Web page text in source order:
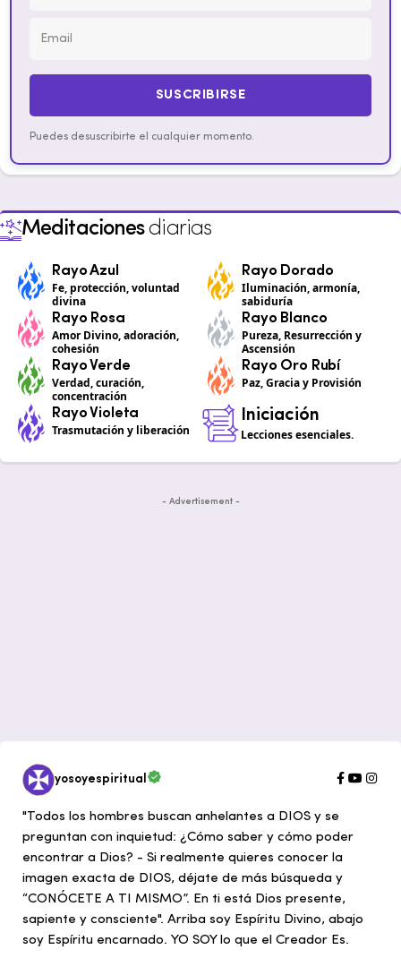
SUSCRIBIRSE
Puedes desuscribirte el cualquier momento.
Meditacionesdiarias
Rayo Azul
Fe, protección, voluntad
divina
Rayo Dorado
Iluminación, armonía,
sabiduría
Rayo Rosa
Amor Divino, adoración,
cohesión
Rayo Blanco
Pureza, Resurrección y
Ascensión
Rayo Verde
Verdad, curación,
concentración
Rayo Oro Rubí
Paz, Gracia y Provisión
Rayo Violeta
Trasmutación y liberación
Iniciación
Lecciones esenciales.
- Advertisement -
yosoyespiritual
"Todos los hombres buscan anhelantes a DIOS y se
preguntan con inquietud: ¿Cómo saber y cómo poder
encontrar a Dios? - Si realmente quieres conocer la
imagen exacta de DIOS, déjate de más búsqueda y
“CONÓCETE A TI MISMO”. En ti está Dios presente,
sapiente y consciente". Arriba soy Espíritu Divino, abajo
soy Espíritu encarnado. YO SOY lo que el Creador Es.